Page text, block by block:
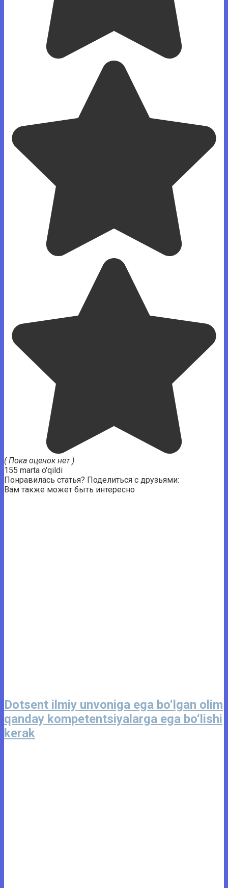
( Пока оценок нет )
155 marta o'qildi
Понравилась статья? Поделиться с друзьями:
Вам также может быть интересно
Dotsent ilmiy unvoniga ega bo‘lgan olim
qanday kompetentsiyalarga ega bo‘lishi
kerak